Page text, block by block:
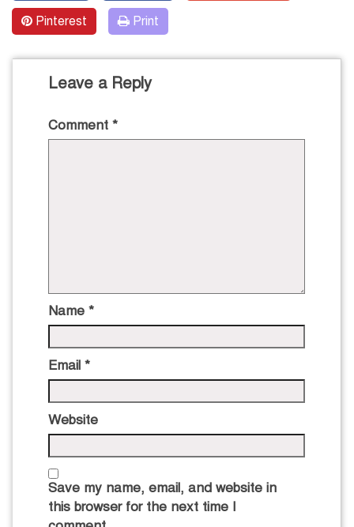
Pinterest Print
Leave a Reply
Comment *
Name *
Email *
Website
Save my name, email, and website in
this browser for the next time I